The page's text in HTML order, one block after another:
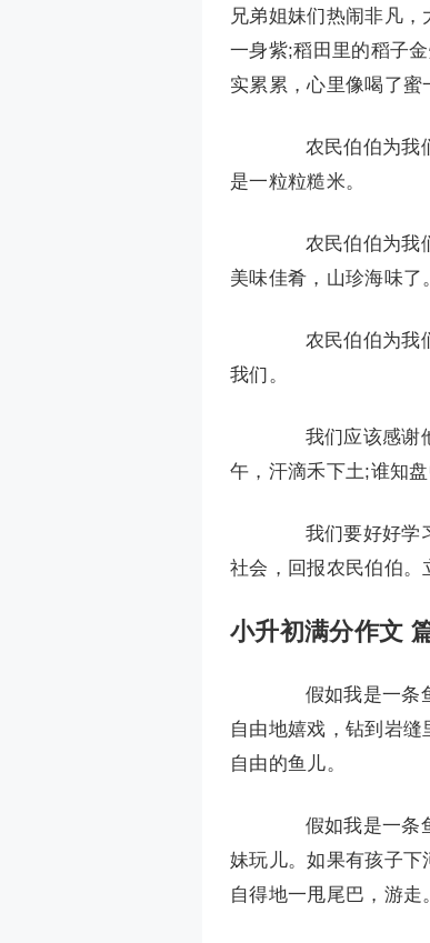
兄弟姐妹们热闹非凡
一身紫;稻田里的稻子
实累累，心里像喝了蜜
农民伯伯为我们
是一粒粒糙米。
农民伯伯为我们
美味佳肴，山珍海味了
农民伯伯为我们
我们。
我们应该感谢他
午，汗滴禾下土;谁知
我们要好好学习
社会，回报农民伯伯。
小升初满分作文
假如我是一条鱼
自由地嬉戏，钻到岩
自由的鱼儿。
假如我是一条鱼
妹玩儿。如果有孩子
自得地一甩尾巴，游走